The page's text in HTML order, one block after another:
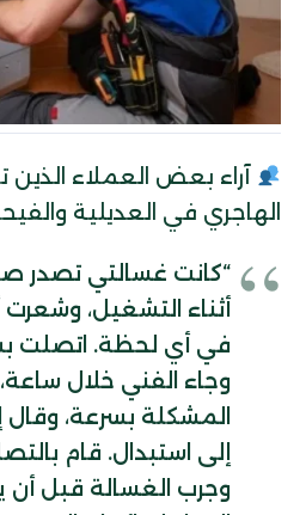
آراء بعض العملاء
الهاجري في العديلية
“كانت غسالتي تصدر
أثناء التشغيل،
في أي لحظة. اتصلت
وجاء الفني خلال
المشكلة بسرعة، وقال
إلى استبدال. قام
وجرب الغسالة قبل